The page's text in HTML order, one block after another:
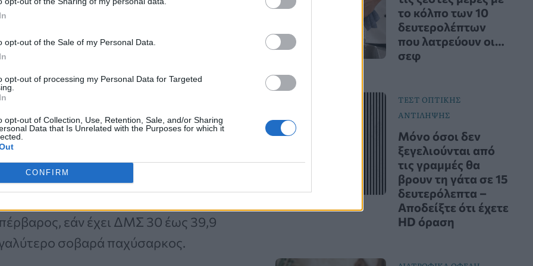
opt-out of the Sale of my Personal Data.
opt-out of processing my Personal Data for Targeted
opt-out of Collection, Use, Retention, Sale, and/or Sharing
Data that Is Unrelated with the Purposes for which it
CONFIRM
που χαρακτηρίζεται από
δεδομένα ενός ανθρώπου.
ένα οργανισμό αποτελεί ο
το πηλίκο του βάρους ενός
του ύψους του (σε μέτρα). Έτσι
ανάπτυξή του, εάν έχει ΔΜΣ
18.5 έως 24.9 έχει κανονικό
εάν έχει ΔΜΣ 30 έως 39,9
σοβαρά παχύσαρκος.
το κόλπο των 10
δευτερολέπτων
που λατρεύουν οι…
σεφ
ΤΕΣΤ ΟΠΤΙΚΗΣ
ΑΝΤΙΛΗΨΗΣ
Μόνο όσοι δεν
ξεγελιούνται από
τις γραμμές θα
βρουν τη γάτα σε 15
δευτερόλεπτα –
Αποδείξτε ότι έχετε
HD όραση